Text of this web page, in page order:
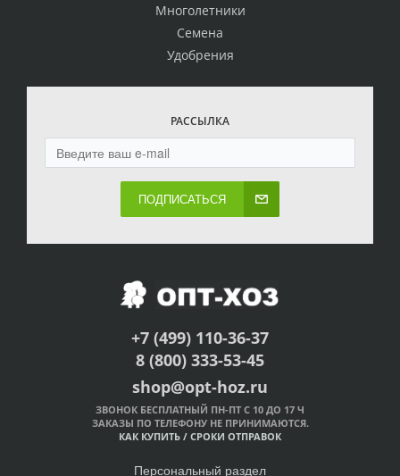
Многолетники
Семена
Удобрения
РАССЫЛКА
ПОДПИСАТЬСЯ
+7 (499) 110-36-37
8 (800) 333-53-45
shop@opt-hoz.ru
ЗВОНОК БЕСПЛАТНЫЙ ПН-ПТ С 10 ДО 17 Ч
ЗАКАЗЫ ПО ТЕЛЕФОНУ НЕ ПРИНИМАЮТСЯ.
КАК КУПИТЬ / СРОКИ ОТПРАВОК
Персональный раздел